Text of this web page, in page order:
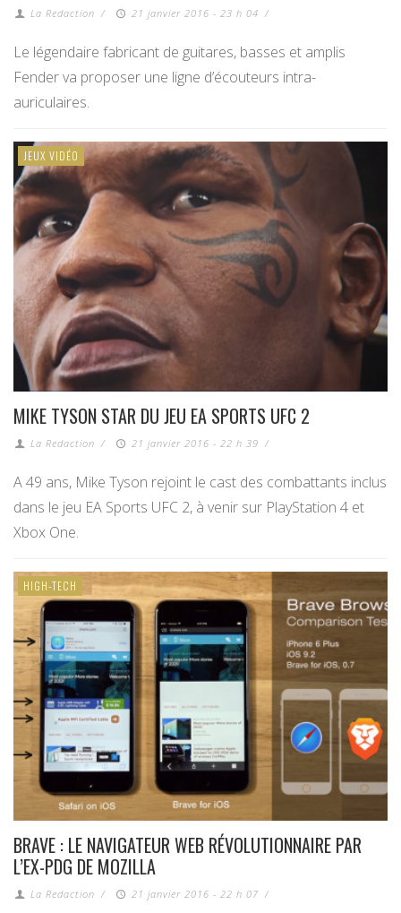
La Redaction / 21 janvier 2016 - 23 h 04 /
Le légendaire fabricant de guitares, basses et amplis
Fender va proposer une ligne d’écouteurs intra-
auriculaires.
JEUX VIDÉO
MIKE TYSON STAR DU JEU EA SPORTS UFC 2
La Redaction / 21 janvier 2016 - 22 h 39 /
A 49 ans, Mike Tyson rejoint le cast des combattants inclus
dans le jeu EA Sports UFC 2, à venir sur PlayStation 4 et
Xbox One.
HIGH-TECH
BRAVE : LE NAVIGATEUR WEB RÉVOLUTIONNAIRE PAR
L’EX-PDG DE MOZILLA
La Redaction / 21 janvier 2016 - 22 h 07 /